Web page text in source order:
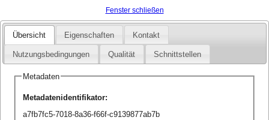
Fenster schließen
Übersicht Eigenschaften Kontakt
Nutzungsbedingungen Qualität Schnittstellen
Metadaten
Metadatenidentifikator:
a7fb7fc5-7018-8a36-f66f-c9139877ab7b